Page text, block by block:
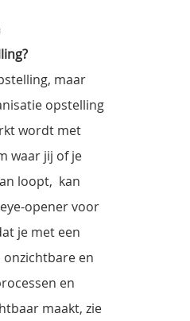
maar
opstelling
wordt met
waar jij of je
loopt, kan
opener voor
je met een
en
en
maakt, zie